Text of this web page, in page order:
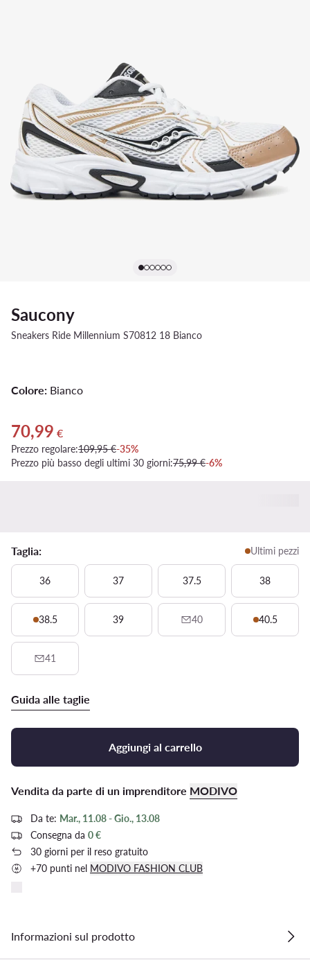
Saucony
Sneakers Ride Millennium S70812 18 Bianco
Colore: Bianco
Prezzo attuale 70,99 €
70,99 €
Prezzo regolare:109,95 €-35%
Prezzo più basso degli ultimi 30 giorni:75,99 €-6%
Taglia: Ultimi pezzi
36 37 37.5 38
38.5 39 40 40.5
41
Guida alle taglie
Aggiungi al carrello
Vendita da parte di un imprenditore MODIVO
Da te: Mar., 11.08 - Gio., 13.08
Consegna da 0 €
30 giorni per il reso gratuito
+70 punti nel MODIVO FASHION CLUB
Informazioni sul prodotto